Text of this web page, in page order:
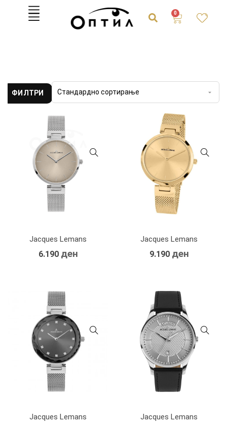
0
ФИЛТРИ
Jacques Lemans
6.190 ден
Jacques Lemans
9.190 ден
Jacques Lemans Jacques Lemans